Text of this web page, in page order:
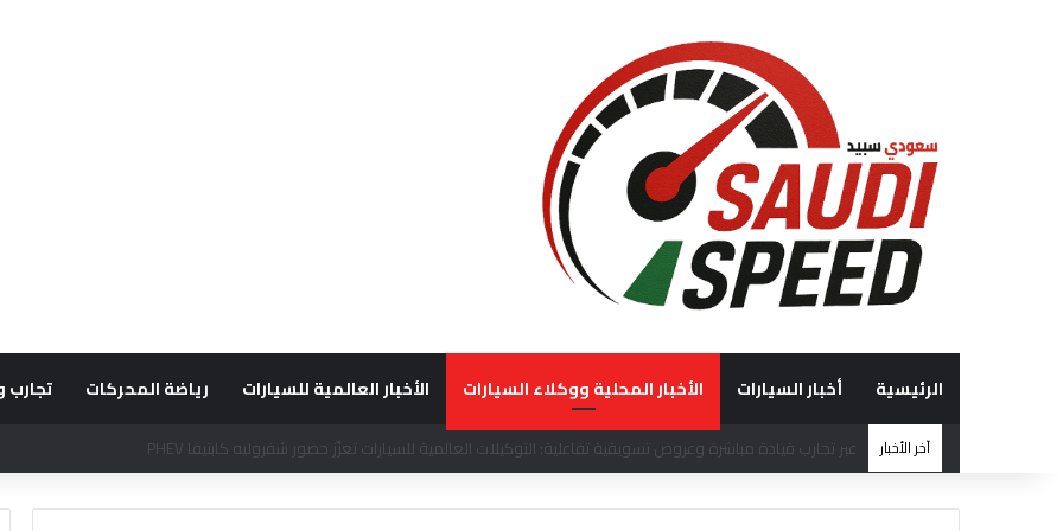
الرئيسية أخبار السيارات الأخبار المحلية ووكلاء السيارات الأخبار العالمية للسيارات رياضة المحركات تجارب
آخر الأخبار “الوعلان للتجارة” تحصد جائزة “شريك إرث التميّز” في قمة “شركاء هيونداي لعام 2026” تقديراً للتميّز التشغيلي وريادة تجارب العميل